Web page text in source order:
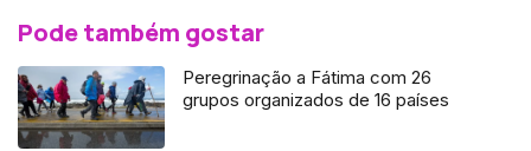
Pode também gostar
Peregrinação a Fátima com 26
grupos organizados de 16 países